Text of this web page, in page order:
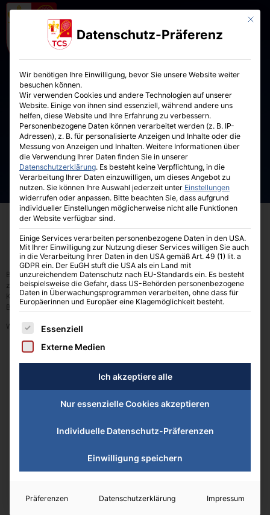
Beim Kleinfeld- bzw. Midcourt-Turnier am 09.06.2018 in Leisterhofen
zeigten die Brüder Wieczorek, Ben und Tom, wieder einmal ihr spielerisches
Können. Tom gewann die Konkurrenz U10 und schlug im Finale Levin
Bergmiller. Ben wurde der souveräne Turniersieger in der Konkurrenz U7.
Wir gratulieren herzlich und wünschen den Jungs noch viele Turniererfolge!
Mit
Datenschutz-Präferenz
Wir benötigen Ihre Einwilligung, bevor Sie unsere Website weiter
besuchen können.
Wir verwenden Cookies und andere Technologien auf unserer
Website. Einige von ihnen sind essenziell, während andere uns
helfen, diese Website und Ihre Erfahrung zu verbessern.
Personenbezogene Daten können verarbeitet werden (z. B. IP-
Adressen), z. B. für personalisierte Anzeigen und Inhalte oder die
Messung von Anzeigen und Inhalten. Weitere Informationen über
die Verwendung Ihrer Daten finden Sie in unserer
Datenschutzerklärung. Es besteht keine Verpflichtung, in die
Verarbeitung Ihrer Daten einzuwilligen, um dieses Angebot zu
nutzen. Sie können Ihre Auswahl jederzeit unter Einstellungen
widerrufen oder anpassen. Bitte beachten Sie, dass aufgrund
individueller Einstellungen möglicherweise nicht alle Funktionen
der Website verfügbar sind.
Einige Services verarbeiten personenbezogene Daten in den USA.
Mit Ihrer Einwilligung zur Nutzung dieser Services willigen Sie auch
in die Verarbeitung Ihrer Daten in den USA gemäß Art. 49 (1) lit. a
GDPR ein. Der EuGH stuft die USA als ein Land mit
unzureichendem Datenschutz nach EU-Standards ein. Es besteht
beispielsweise die Gefahr, dass US-Behörden personenbezogene
Daten in Überwachungsprogrammen verarbeiten, ohne dass für
Europäerinnen und Europäer eine Klagemöglichkeit besteht.
Es folgt eine Liste der Service-Gruppen, für die eine Einwilligung erteilt
Essenziell
Externe Medien
Ich akzeptiere alle
Nur essenzielle Cookies akzeptieren
Individuelle Datenschutz-Präferenzen
Einwilligung speichern
Präferenzen Datenschutzerklärung Impressum